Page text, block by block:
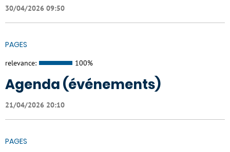
30/04/2026 09:50
PAGES
relevance: 100%
Agenda (événements)
21/04/2026 20:10
PAGES